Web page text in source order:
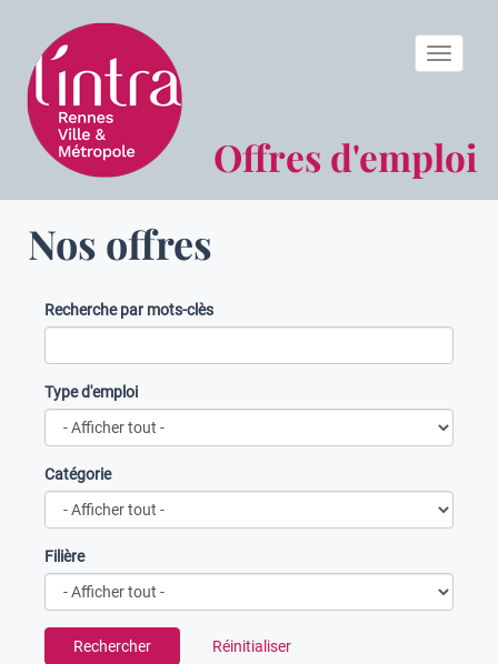
Offres d'emploi
Toggle
Nos offres
Recherche par mots-clès
Type d'emploi
Catégorie
Filière
Rechercher Réinitialiser